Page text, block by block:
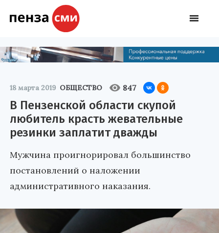
18 марта 2019 ОБЩЕСТВО 847
В Пензенской области скупой
любитель красть жевательные
резинки заплатит дважды
Мужчина проигнорировал большинство
постановлений о наложении
административного наказания.